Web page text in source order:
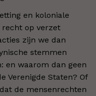
en koloniale
op verzet
zijn we dan
stemmen
en waarom dan geen
Verenigde Staten? Of
de mensenrechten